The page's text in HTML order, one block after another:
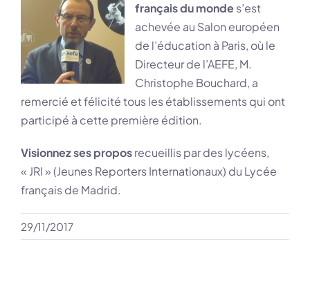
français du mondes’est
achevée au Salon européen
de l’éducation à Paris, où le
Directeur de l’AEFE, M.
Christophe Bouchard, a
remercié et félicité tous les établissements qui ont
participé à cette première édition.
Visionnez ses proposrecueillis par des lycéens,
« JRI » (Jeunes Reporters Internationaux) du Lycée
français de Madrid.
29/11/2017